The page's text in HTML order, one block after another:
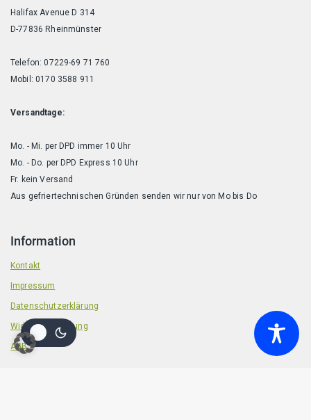
Halifax Avenue D 314
D-77836 Rheinmünster
Telefon: 07229-69 71 760
Mobil: 0170 3588 911
Versandtage:
Mo. - Mi. per DPD immer 10 Uhr
Mo. - Do. per DPD Express 10 Uhr
Fr. kein Versand
Aus gefriertechnischen Gründen senden wir nur von Mo bis Do
Information
Kontakt
Impressum
Datenschutzerklärung
Widerrufsbelehrung
AGB